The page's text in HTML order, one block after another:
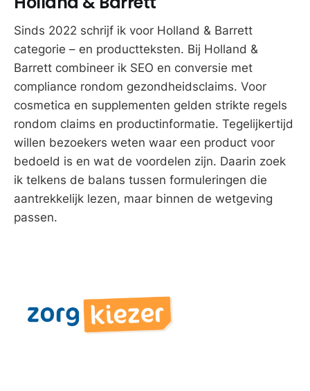
Sinds 2022 schrijf ik voor Holland & Barrett
categorie – en productteksten. Bij Holland &
Barrett combineer ik SEO en conversie met
compliance rondom gezondheidsclaims. Voor
cosmetica en supplementen gelden strikte regels
rondom claims en productinformatie. Tegelijkertijd
willen bezoekers weten waar een product voor
bedoeld is en wat de voordelen zijn. Daarin zoek
ik telkens de balans tussen formuleringen die
aantrekkelijk lezen, maar binnen de wetgeving
passen.